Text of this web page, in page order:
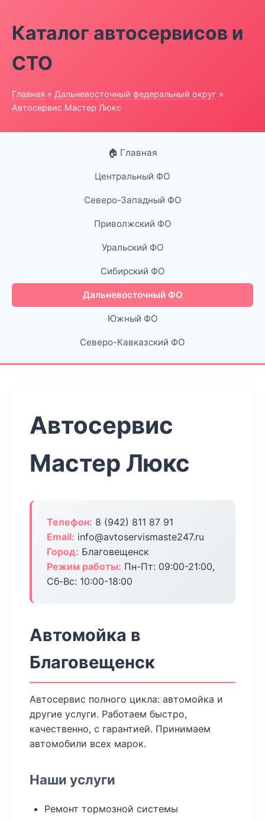
Каталог автосервисов и
СТО
Главная » Дальневосточный федеральный округ »
Автосервис Мастер Люкс
🏠 Главная
Центральный ФО
Северо-Западный ФО
Приволжский ФО
Уральский ФО
Сибирский ФО
Дальневосточный ФО
Южный ФО
Северо-Кавказский ФО
Автосервис
Мастер Люкс
Телефон: 8 (942) 811 87 91
Email: info@avtoservismaste247.ru
Город: Благовещенск
Режим работы: Пн-Пт: 09:00-21:00,
Сб-Вс: 10:00-18:00
Автомойка в
Благовещенск
Автосервис полного цикла: автомойка и
другие услуги. Работаем быстро,
качественно, с гарантией. Принимаем
автомобили всех марок.
Наши услуги
Ремонт тормозной системы